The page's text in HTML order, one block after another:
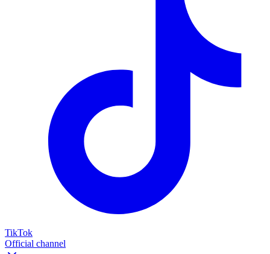
TikTok
Official channel